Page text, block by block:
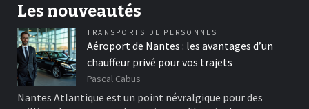
Les nouveautés
TRANSPORTS DE PERSONNES
Aéroport de Nantes : les avantages d’un
chauffeur privé pour vos trajets
Pascal Cabus
Nantes Atlantique est un point névralgique pour des